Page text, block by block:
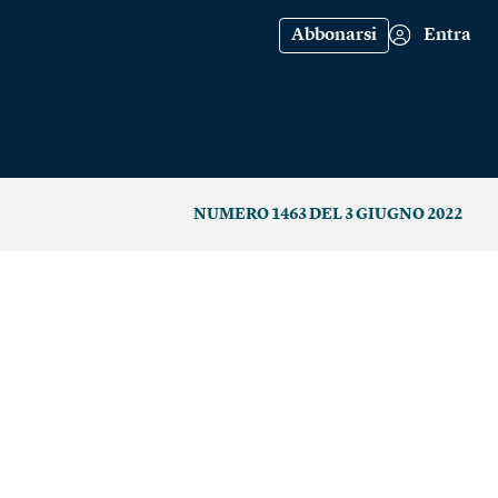
Abbonarsi Entra
NUMERO 1463 DEL 3 GIUGNO 2022